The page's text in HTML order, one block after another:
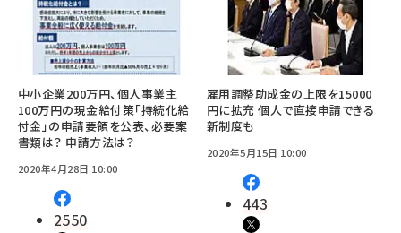
中小企業200万円、個人事業主
100万円の現金給付策「持続化給
付金」の申請要領を公表、必要案
書類は？ 申請方法は？
2020年4月28日 10:00
2550
雇用調整助成金の上限を15000
円に拡充 個人で直接申請できる
新制度も
2020年5月15日 10:00
443